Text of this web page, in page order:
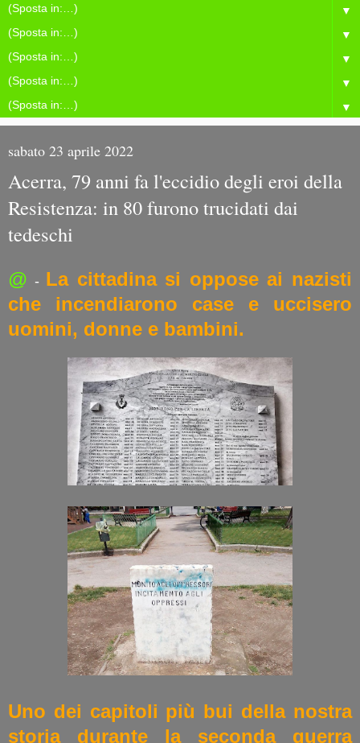
▼
▼
▼
▼
▼
sabato 23 aprile 2022
Acerra, 79 anni fa l'eccidio degli eroi della
Resistenza: in 80 furono trucidati dai
tedeschi
@ - La cittadina si oppose ai nazisti
che incendiarono case e uccisero
uomini, donne e bambini.
Uno dei capitoli più bui della nostra
storia durante la seconda guerra